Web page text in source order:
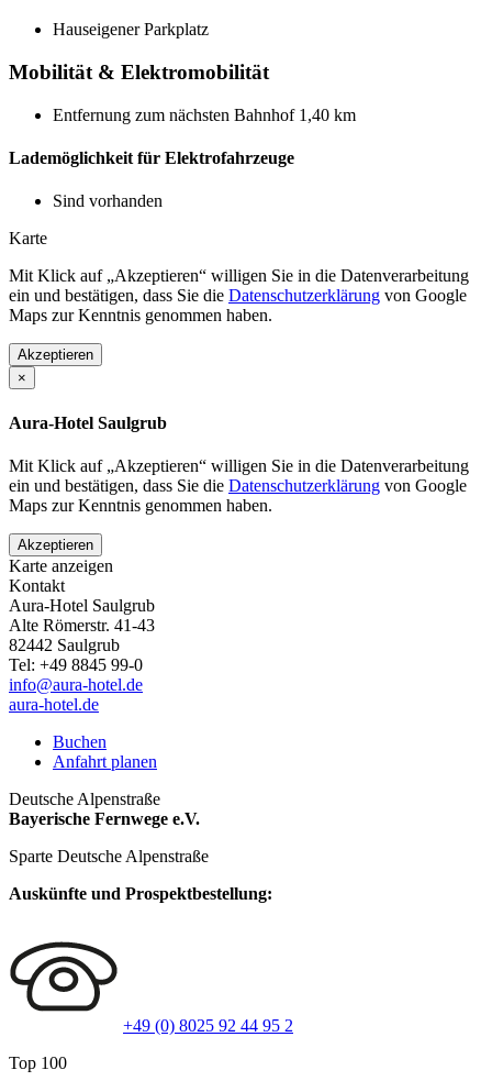
Hauseigener Parkplatz
Mobilität & Elektromobilität
Entfernung zum nächsten Bahnhof 1,40 km
Lademöglichkeit für Elektrofahrzeuge
Sind vorhanden
Karte
Mit Klick auf „Akzeptieren“ willigen Sie in die Datenverarbeitung
ein und bestätigen, dass Sie die Datenschutzerklärung von Google
Maps zur Kenntnis genommen haben.
Akzeptieren
×
Aura-Hotel Saulgrub
Mit Klick auf „Akzeptieren“ willigen Sie in die Datenverarbeitung
ein und bestätigen, dass Sie die Datenschutzerklärung von Google
Maps zur Kenntnis genommen haben.
Akzeptieren
Karte anzeigen
Kontakt
Aura-Hotel Saulgrub
Alte Römerstr. 41-43
82442 Saulgrub
Tel: +49 8845 99-0
info@aura-hotel.de
aura-hotel.de
Buchen
Anfahrt planen
Deutsche Alpenstraße
Bayerische Fernwege e.V.
Sparte Deutsche Alpenstraße
Auskünfte und Prospektbestellung:
+49 (0) 8025 92 44 95 2
Top 100